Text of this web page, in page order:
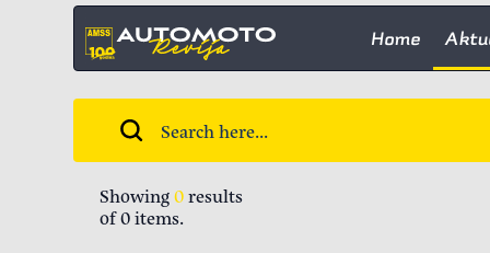
Home
Showing0results
of0items.